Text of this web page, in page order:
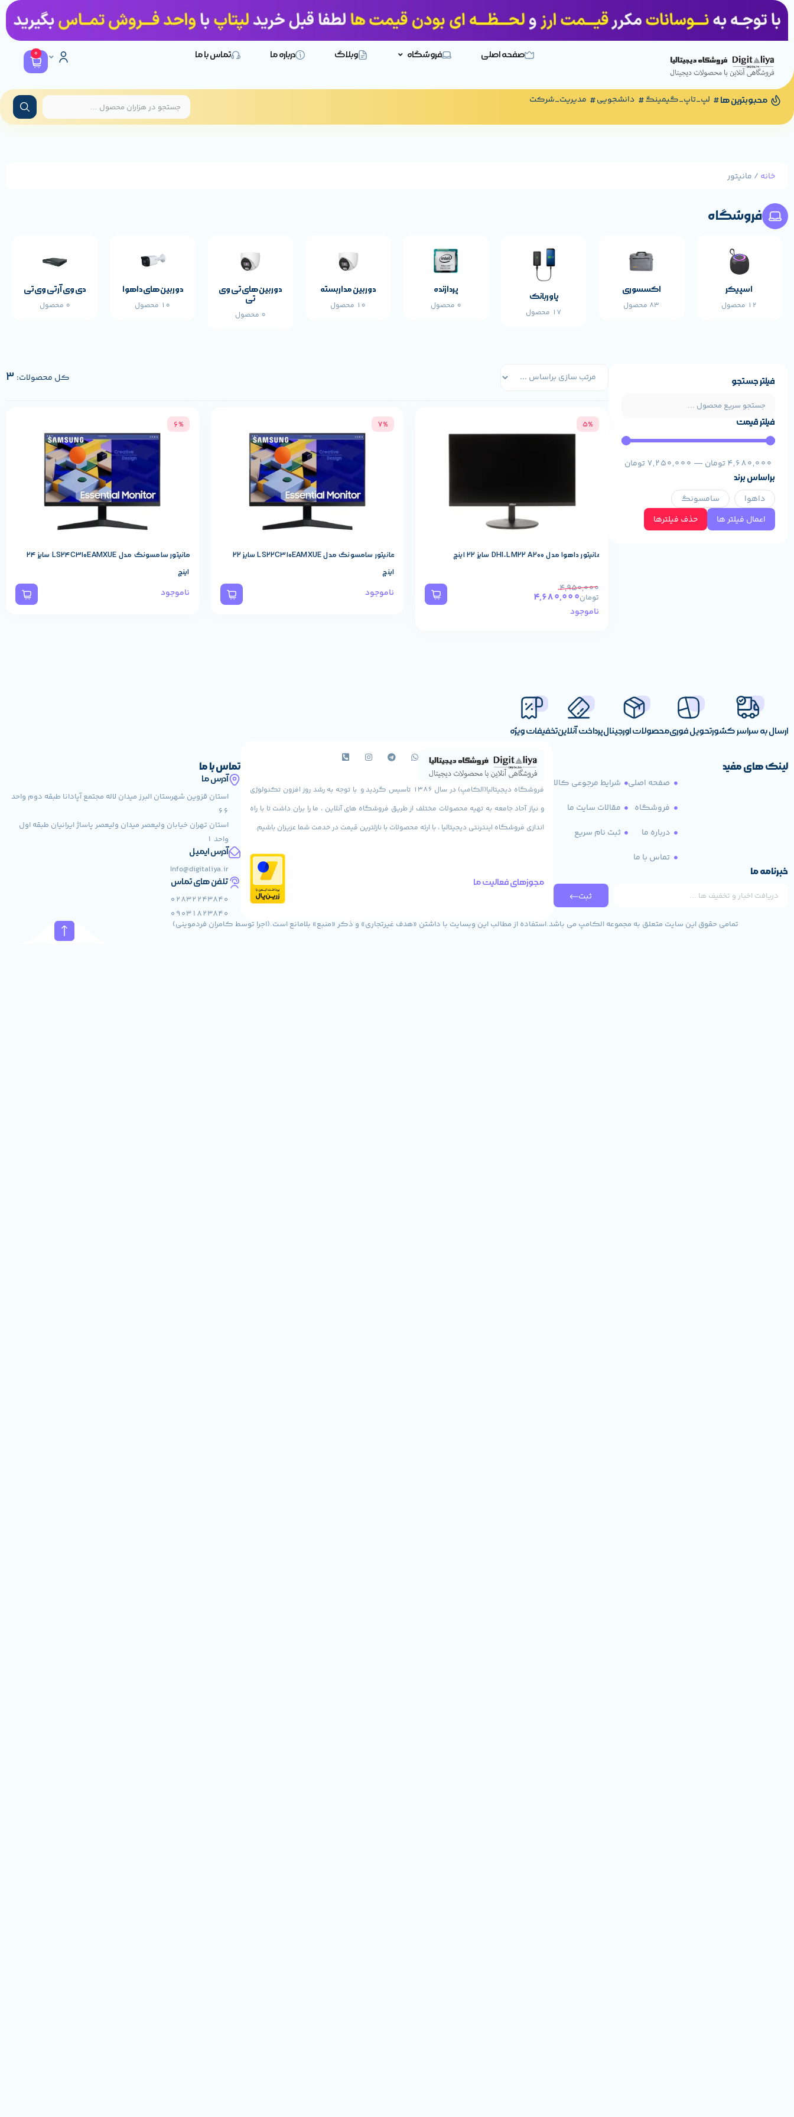
صفحه اصلی فروشگاه وبلاگ درباره ما تماس با ما 0
محبوبترین ها لپ_تاپ_گیمینگ دانشجویی مدیریت_شرکت
خانه / مانیتور
فروشگاه
اسپیکر
12 محصول
اکسسوری
83 محصول
پاوربانک
17 محصول
پردازنده
0 محصول
دوربین مداربسته
10 محصول
دوربین های تی وی
تی
0 محصول
دوربین های داهوا
10 محصول
دی وی آر تی وی تی
0 محصول
فیلتر جستجو
فیلتر قیمت
4,680,000تومان —
7,250,000تومان
براساس برند
داهوا
سامسونگ
اعمال فیلتر ها
حذف فیلترها
کل محصولات: 3
مانیتور داهوا مدل DHI-LM22 A200 سایز 22 اینچ
4,950,000
تومان4,680,000
ناموجود
5%
مانیتور سامسونگ مدل LS22C310EAMXUE سایز 22
اینچ
ناموجود
7%
مانیتور سامسونگ مدل LS24C310EAMXUE سایز 24
اینچ
ناموجود
6%
ارسال به سراسر کشورتحویل فوریمحصولات اورجینالپرداخت آنلاینتخفیفات ویژه
لینک های مفید
شرایط مرجوعی کالا
مقالات سایت ما
ثبت نام سریع
صفحه اصلی
فروشگاه
درباره ما
تماس با ما
خبرنامه ما
ثبت
فروشگاه دیجیتالیا(الکامپ) در سال 1386 تاسیس گردید و با توجه به رشد روز افزون تکنولوژی
و نیاز آحاد جامعه به تهیه محصولات مختلف از طریق فروشگاه های آنلاین ، ما را بران داشت تا با راه
اندازی فروشگاه اینترنتی دیجیتالیا ، با ارئه محصولات با نازلترین قیمت در خدمت شما عزیزان باشیم.
مجوزهای فعالیت ما
تماس با ما
آدرس ما
استان قزوین شهرستان البرز میدان لاله مجتمع آپادانا طبقه دوم واحد
66
استان تهران خیابان ولیعصر میدان ولیعصر پاساژ ایرانیان طبقه اول
واحد 1
آدرس ایمیل
Info@digitaliya.ir
تلفن های تماس
02832243840
09031823840
تمامی حقوق این سایت متعلق به مجموعه الکامپ می باشد.استفاده از مطالب این وبسایت با داشتن «هدف غیرتجاری» و ذکر «منبع» بلامانع است.(اجرا توسط کامران فردموینی)